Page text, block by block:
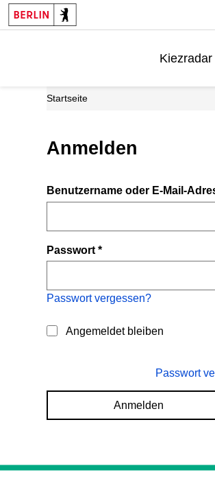
Kiezradar
Startseite
Anmelden
Benutzername oder E-Mail-
Passwort*
Passwort vergessen?
Angemeldet bleiben
Passwort
Anmelden